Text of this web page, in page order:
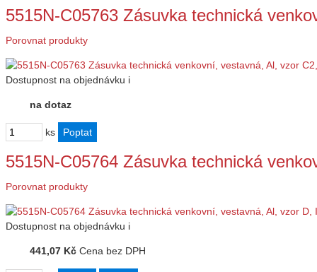
5515N-C05763 Zásuvka technická
Porovnat produkty
Dostupnost na objednávku i
na dotaz
ks
5515N-C05764 Zásuvka technická
Porovnat produkty
Dostupnost na objednávku i
441,07 Kč Cena bez DPH